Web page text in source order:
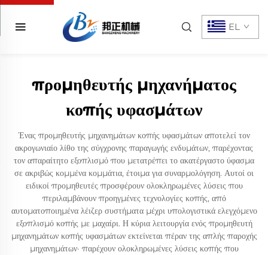
EL
προμηθευτής μηχανήματος
κοπής υφασμάτων
Ένας προμηθευτής μηχανημάτων κοπής υφασμάτων αποτελεί τον
ακρογωνιαίο λίθο της σύγχρονης παραγωγής ενδυμάτων, παρέχοντας
τον απαραίτητο εξοπλισμό που μετατρέπει το ακατέργαστο ύφασμα
σε ακριβώς κομμένα κομμάτια, έτοιμα για συναρμολόγηση. Αυτοί οι
ειδικοί προμηθευτές προσφέρουν ολοκληρωμένες λύσεις που
περιλαμβάνουν προηγμένες τεχνολογίες κοπής, από
αυτοματοποιημένα λέιζερ συστήματα μέχρι υπολογιστικά ελεγχόμενο
εξοπλισμό κοπής με μαχαίρι. Η κύρια λειτουργία ενός προμηθευτή
μηχανημάτων κοπής υφασμάτων εκτείνεται πέραν της απλής παροχής
μηχανημάτων· παρέχουν ολοκληρωμένες λύσεις κοπής που